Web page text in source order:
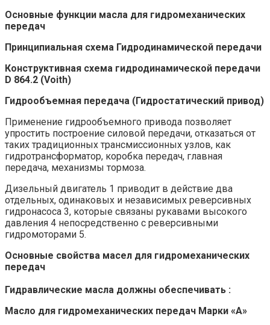
Основные функции масла для гидромеханических
передач
Принципиальная схема Гидродинамической передачи
Конструктивная схема гидродинамической передачи
D 864.2 (Voith)
Гидрообъемная передача (Гидростатический привод)
Применение гидрообъемного привода позволяет
упростить построение силовой передачи, отказаться от
таких традиционных трансмиссионных узлов, как
гидротрансформатор, коробка передач, главная
передача, механизмы тормоза.
Дизельный двигатель 1 приводит в действие два
отдельных, одинаковых и независимых реверсивных
гидронасоса 3, которые связаны рукавами высокого
давления 4 непосредственно с реверсивными
гидромоторами 5.
Основные свойства масел для гидромеханических
передач
Гидравлические масла должны обеспечивать :
Масло для гидромеханических передач Марки «А»